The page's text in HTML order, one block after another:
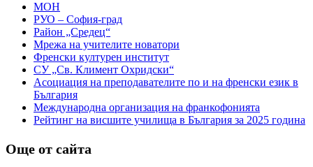
МОН
РУО – София-град
Район „Средец“
Мрежа на учителите новатори
Френски културен институт
СУ „Св. Климент Охридски“
Асоциация на преподавателите по и на френски език в
България
Международна организация на франкофонията
Рейтинг на висшите училища в България за 2025 година
Още от сайта